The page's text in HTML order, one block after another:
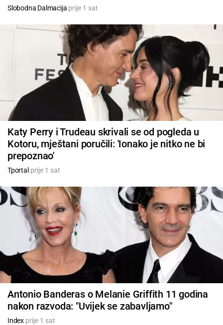
Slobodna Dalmacija prije 1 sat
Katy Perry i Trudeau skrivali se od pogleda u
Kotoru, mještani poručili: 'Ionako je nitko ne bi
prepoznao'
Tportal prije 1 sat
Antonio Banderas o Melanie Griffith 11 godina
nakon razvoda: "Uvijek se zabavljamo"
Index prije 1 sat